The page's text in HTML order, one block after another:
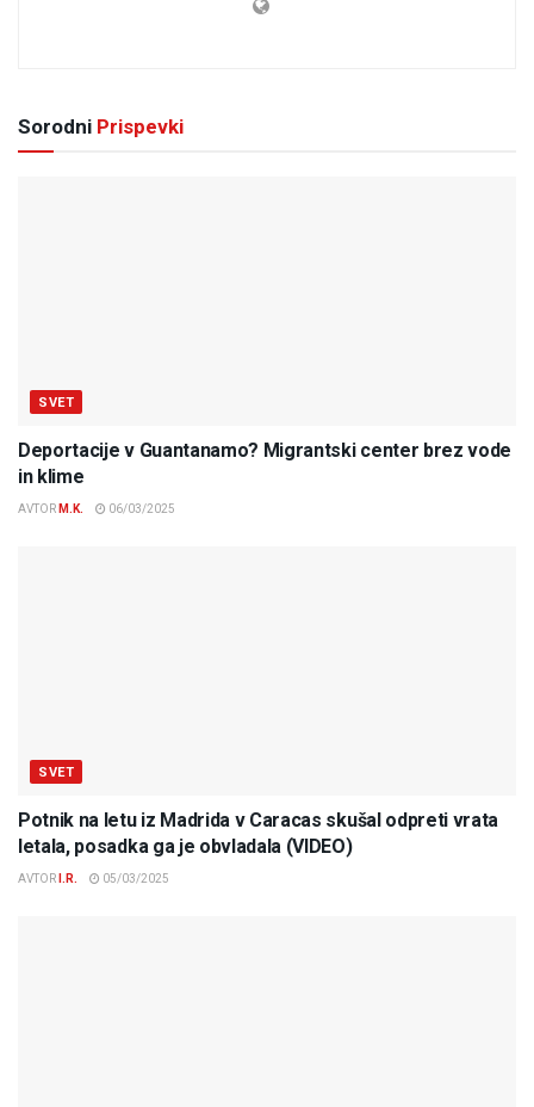
Sorodni Prispevki
SVET
Deportacije v Guantanamo? Migrantski center brez vode
in klime
AVTOR M.K. 06/03/2025
SVET
Potnik na letu iz Madrida v Caracas skušal odpreti vrata
letala, posadka ga je obvladala (VIDEO)
AVTOR I.R. 05/03/2025